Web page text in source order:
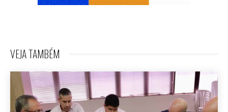
VEJA TAMBÉM